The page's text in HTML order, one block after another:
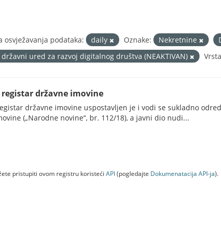
osvježavanja podataka: daily Oznake: Nekretnine
ured za razvoj digitalnog društva (NEAKTIVAN)
državne imovine
državne imovine uspostavljen je i vodi se sukladno
(„Narodne novine“, br. 112/18), a javni dio nudi...
pristupiti ovom registru koristeći API(pogledajte Dokumenаtаcijа API-jа).